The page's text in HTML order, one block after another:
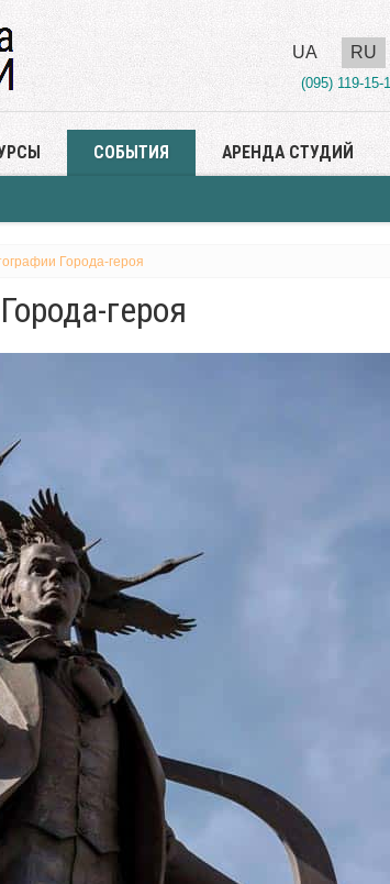
UA RU
(095) 119-15-
СОБЫТИЯ АРЕНДА СТУДИЙ
Города-героя
героя